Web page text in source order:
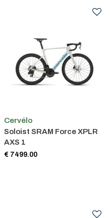
Cervélo
Soloist SRAM Force XPLR
AXS 1
€ 7499.00